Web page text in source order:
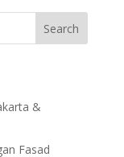
Search
&
Fasad